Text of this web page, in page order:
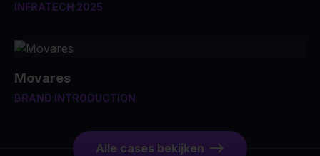
INFRATECH 2025
Movares
BRAND INTRODUCTION
Alle cases bekijken